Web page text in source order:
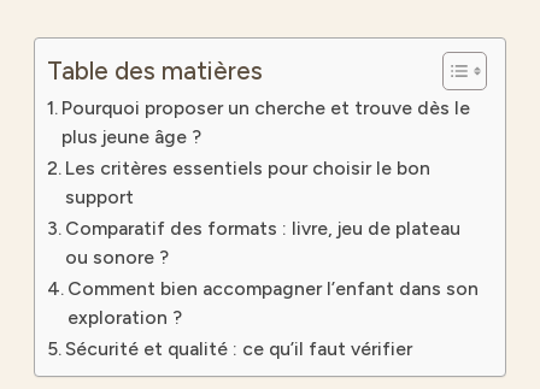
Table des matières
Pourquoi proposer un cherche et trouve dès le
plus jeune âge ?
Les critères essentiels pour choisir le bon
support
Comparatif des formats : livre, jeu de plateau
ou sonore ?
Comment bien accompagner l’enfant dans son
exploration ?
Sécurité et qualité : ce qu’il faut vérifier